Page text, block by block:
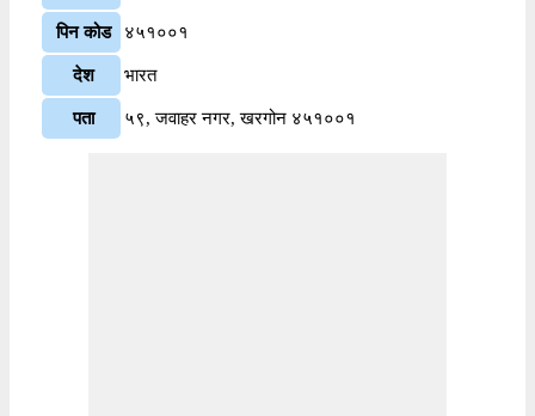
पिन कोड ४५१००१
देश भारत
पता ५९, जवाहर नगर, खरगोन ४५१००१